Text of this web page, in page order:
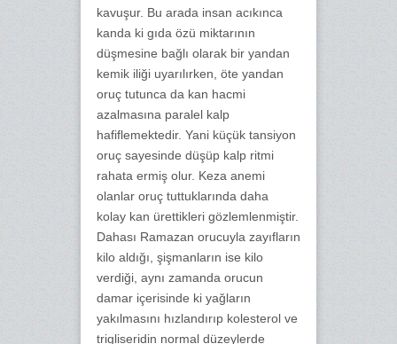
kavuşur. Bu arada insan acıkınca
kanda ki gıda özü miktarının
düşmesine bağlı olarak bir yandan
kemik iliği uyarılırken, öte yandan
oruç tutunca da kan hacmi
azalmasına paralel kalp
hafiflemektedir. Yani küçük tansiyon
oruç sayesinde düşüp kalp ritmi
rahata ermiş olur. Keza anemi
olanlar oruç tuttuklarında daha
kolay kan ürettikleri gözlemlenmiştir.
Dahası Ramazan orucuyla zayıfların
kilo aldığı, şişmanların ise kilo
verdiği, aynı zamanda orucun
damar içerisinde ki yağların
yakılmasını hızlandırıp kolesterol ve
trigliseridin normal düzeylerde